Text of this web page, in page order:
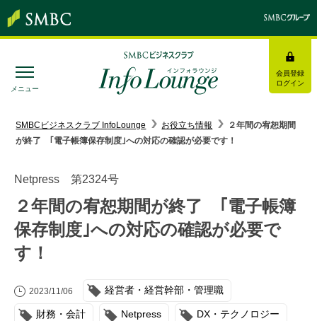
メニュー
会員登録
ログイン
みんなの研修
トピックス＆インフォメーション
インタビュー・レポート
SMBCビジネスクラブ InfoLounge お役立ち情報
２年間の宥恕期間
が終了 ｢電子帳簿保存制度｣への対応の確認が必要です！
Netpress 第2324号
２年間の宥恕期間が終了 ｢電子帳簿
保存制度｣への対応の確認が必要で
す！
2023/11/06 経営者・経営幹部・管理職
財務・会計 Netpress DX・テクノロジー